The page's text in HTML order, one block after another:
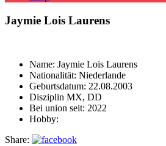
Jaymie Lois Laurens
Name: Jaymie Lois Laurens
Nationalität: Niederlande
Geburtsdatum: 22.08.2003
Disziplin MX, DD
Bei union seit: 2022
Hobby:
Share: